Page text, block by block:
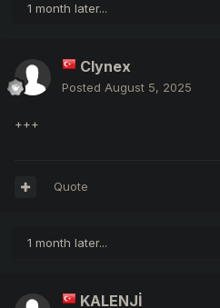
1 month later...
Clynex
Posted August 5, 2025
+++
Quote
1 month later...
KALENJİ